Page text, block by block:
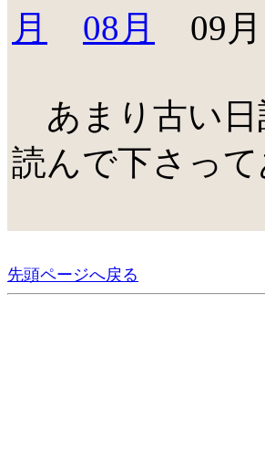
月
08月 09
あまり古い日
読んで下さっ
先頭ページへ戻る